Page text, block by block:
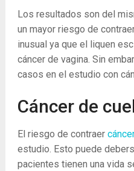
Los resultados son del
un mayor riesgo de
inusual ya que el liquen
cáncer de vagina. Sin
casos en el estudio con
Cáncer de
El riesgo de contraer
estudio. Esto puede
pacientes tienen una vida